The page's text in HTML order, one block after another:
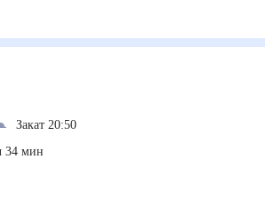
Закат 20:50
34 мин